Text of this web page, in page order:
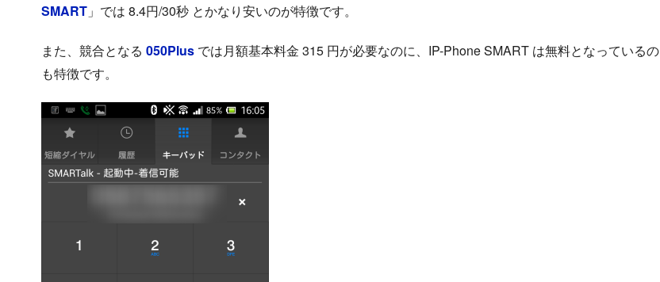
SMART」では 8.4円/30秒 とかなり安いのが特徴です。
また、競合となる 050Plusでは月額基本料金 315 円が必要なのに、IP-Phone SMART は無料となっているの
も特徴です。